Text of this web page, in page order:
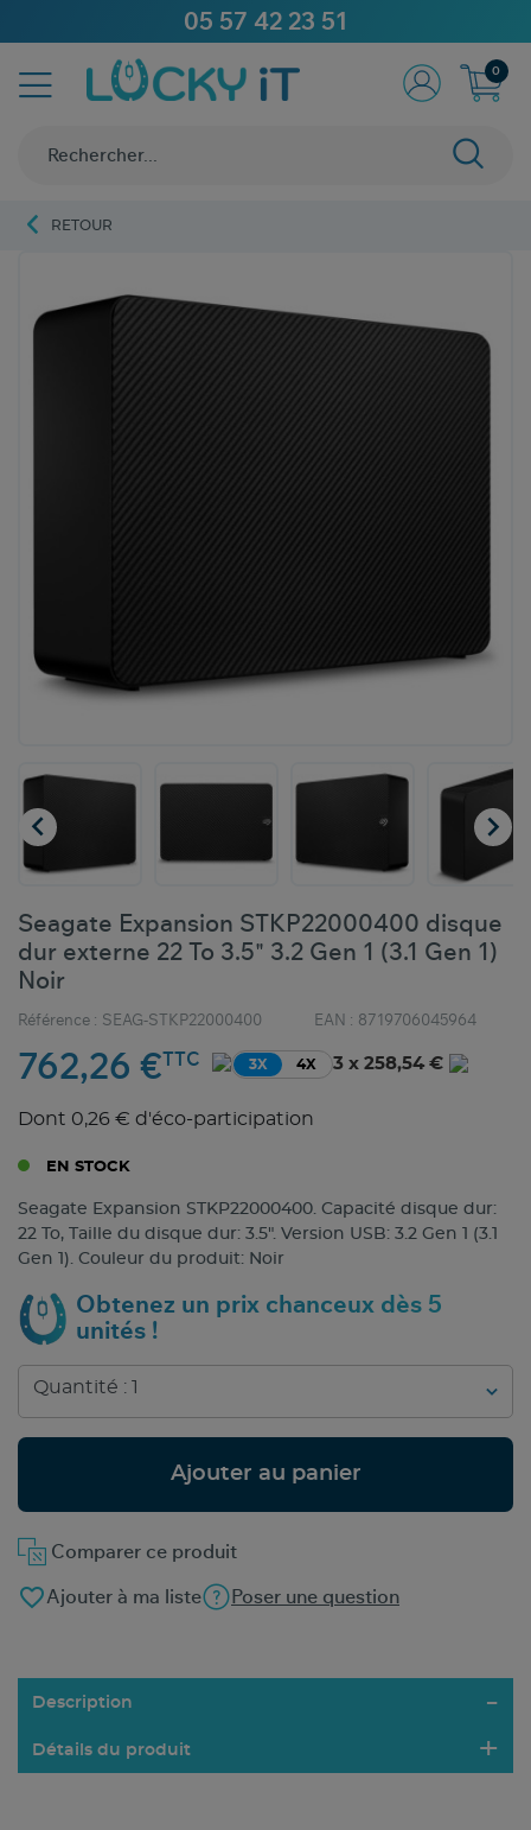
05 57 42 23 51
0
RETOUR
 
Seagate Expansion STKP22000400 disque
dur externe 22 To 3.5" 3.2 Gen 1 (3.1 Gen 1)
Noir
Référence : SEAG-STKP22000400 EAN : 8719706045964
762,26 €TTC 3X 4X 3 x 258,54 €
Dont 0,26 € d'éco-participation
EN STOCK
Seagate Expansion STKP22000400. Capacité disque dur:
22 To, Taille du disque dur: 3.5". Version USB: 3.2 Gen 1 (3.1
Gen 1). Couleur du produit: Noir
Obtenez un prix chanceux dès 5
unités !
Ajouter au panier
favorite_borderAjouter à ma liste Poser une question
Comparer ce produit
Description
Détails du produit